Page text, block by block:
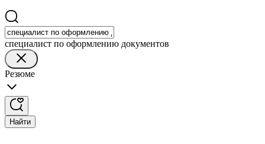
специалист по оформлению документов
Резюме
Найти